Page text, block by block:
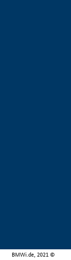
BMWi.de, 2021 ©